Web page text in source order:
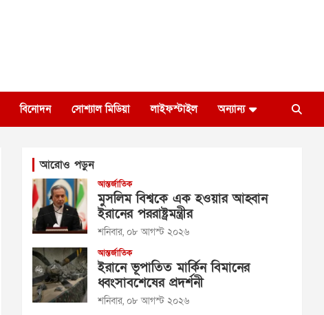
বিনোদন সোশ্যাল মিডিয়া লাইফস্টাইল অন্যান্য
আরোও পড়ুন
আন্তর্জাতিক
মুসলিম বিশ্বকে এক হওয়ার আহ্বান
ইরানের পররাষ্ট্রমন্ত্রীর
শনিবার, ০৮ আগস্ট ২০২৬
আন্তর্জাতিক
ইরানে ভূপাতিত মার্কিন বিমানের
ধ্বংসাবশেষের প্রদর্শনী
শনিবার, ০৮ আগস্ট ২০২৬